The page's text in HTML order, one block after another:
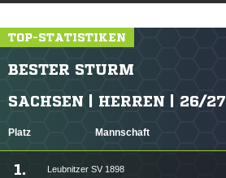
TOP-STATISTIKEN
BESTER STURM
SACHSEN | HERREN | 26/27
Platz Mannschaft
1. Leubnitzer SV 1898